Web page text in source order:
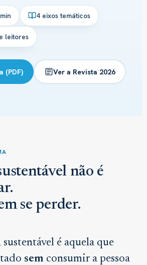
4 eixos temáticos
leitores
(PDF) Ver a Revista 2026
não é
se perder.
é aquela que
sem consumir a pessoa